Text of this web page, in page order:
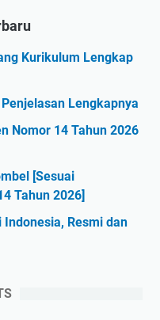
Kurikulum Lengkap
Lengkapnya
Nomor 14 Tahun 2026
[Sesuai
Tahun 2026]
Resmi dan